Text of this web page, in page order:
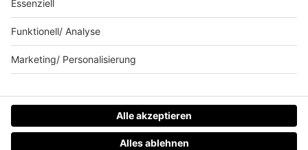
© 90s90s - EINE MARKE DER REGIOCAST GMBH & Co. KG.